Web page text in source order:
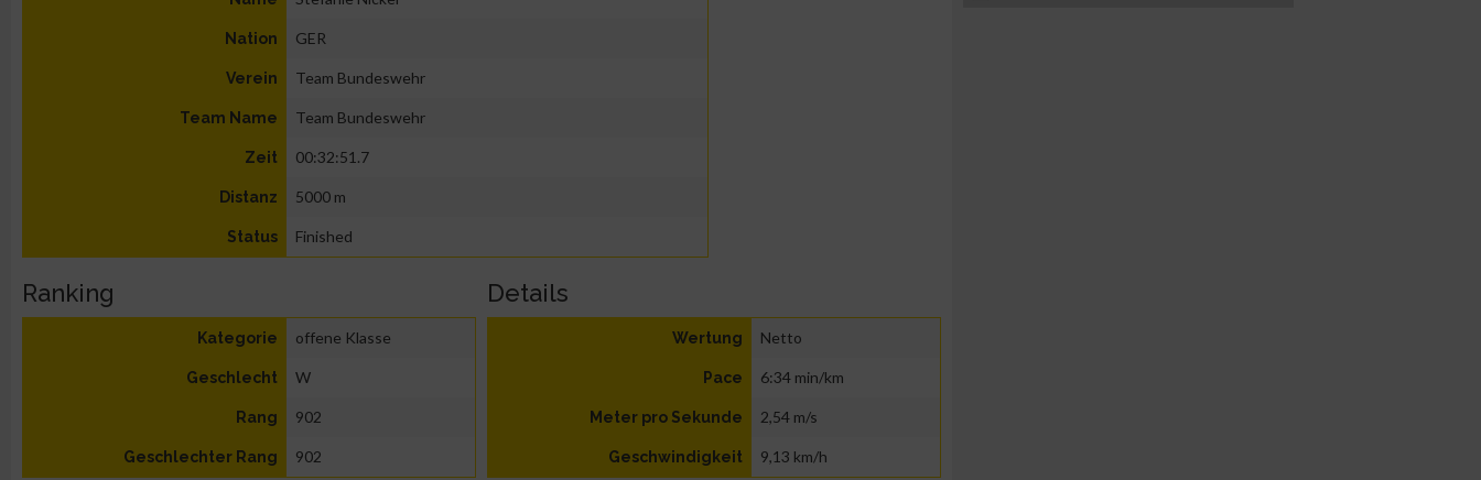
Nation GER
Verein Team Bundeswehr
Team Name Team Bundeswehr
Zeit 00:32:51.7
Distanz 5000 m
Status Finished
Ranking
Kategorie offene Klasse
Geschlecht W
Rang 902
Geschlechter Rang 902
Details
Wertung Netto
Pace 6:34 min/km
Meter pro Sekunde 2,54 m/s
Geschwindigkeit 9,13 km/h